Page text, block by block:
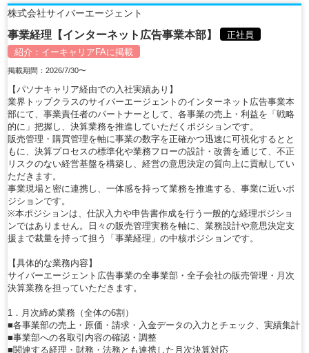
株式会社サイバーエージェント
事業経理【インターネット広告事業本部】
正社員
紹介： イーキャリアFAに掲載
掲載期間：2026/7/30〜
【パソナキャリア経由での入社実績あり】
業界トップクラスのサイバーエージェントのインターネット広告事業本
部にて、事業責任者のパートナーとして、各事業の売上・利益を「戦略
的に」把握し、決算業務を推進していただくポジションです。
販売管理・購買管理を軸に事業の数字を正確かつ迅速に可視化するとと
もに、決算プロセスの標準化や業務フローの設計・改善を通じて、不正
リスクのない経営基盤を構築し、経営の意思決定の質向上に貢献してい
ただきます。
事業現場と密に連携し、一体感を持って業務を推進する、事業に近いポ
ジションです。
※本ポジションは、仕訳入力や申告書作成を行う一般的な経理ポジショ
ンではありません。日々の販売管理実務を軸に、業務設計や意思決定支
援まで裁量を持って担う「事業経理」の中核ポジションです。
【具体的な業務内容】
サイバーエージェント広告事業の全事業部・全子会社の販売管理・月次
決算業務を担っていただきます。
1．月次締め業務（全体の6割）
■各事業部の売上・原価・請求・入金データの入力とチェック、実績集計
■事業部への各取引内容の確認・調整
■関連する経理・財務・法務とも連携した月次決算対応